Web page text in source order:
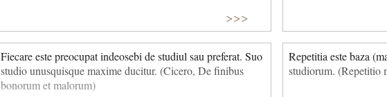
>>>
Fiecare este preocupat indeosebi de studiul sau preferat. Suo
studio unusquisque maxime ducitur. (Cicero, De finibus
bonorum et malorum)
Repetitia este baza
studiorum. (Repetitio